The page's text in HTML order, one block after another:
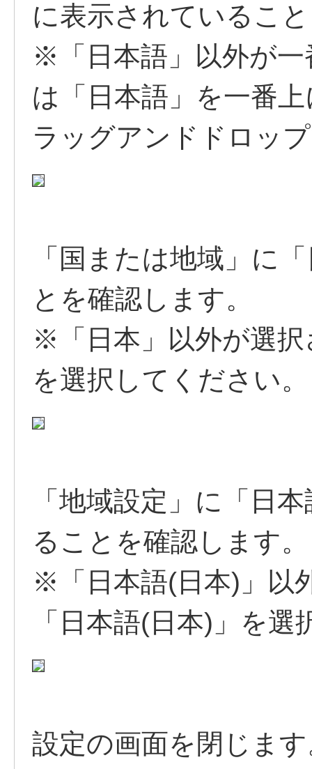
に表示されているこ
※「日本語」以外が
は「日本語」を一番
ラッグアンドドロッ
「国または地域」に
とを確認します。
※「日本」以外が選
を選択してください。
「地域設定」に「日
ることを確認します。
※「日本語(日本)」以
「日本語(日本)」を
設定の画面を閉じま